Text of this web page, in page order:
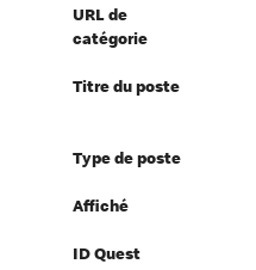
URL de
catégorie
Titre du poste
Type de poste
Affiché
ID Quest